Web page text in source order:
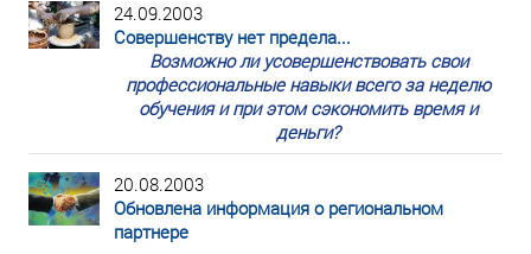
24.09.2003
Совершенству нет предела...
Возможно ли усовершенствовать свои
профессиональные навыки всего за неделю
обучения и при этом сэкономить время и
деньги?
20.08.2003
Обновлена информация о региональном
партнере